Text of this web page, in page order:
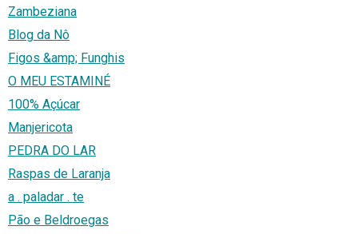
Zambeziana
Blog da Nô
Figos &amp; Funghis
O MEU ESTAMINÉ
100% Açúcar
Manjericota
PEDRA DO LAR
Raspas de Laranja
a . paladar . te
Pão e Beldroegas